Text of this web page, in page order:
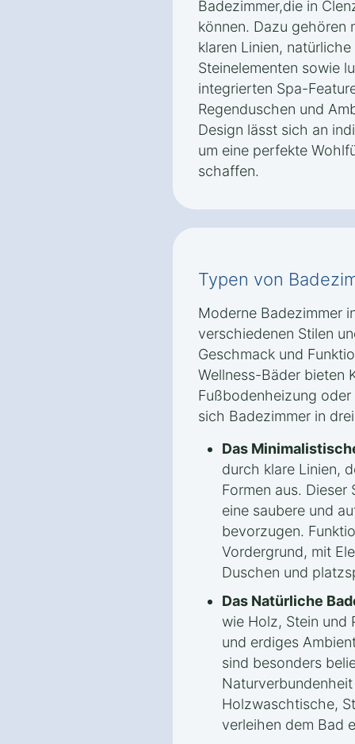
Badezimmer,die in
können. Dazu gehören
klaren Linien,
Steinelementen sowie
integrierten Spa-
Regenduschen und
Design lässt sich an
um eine perfekte
schaffen.
Typen von
Moderne Badezimmer
verschiedenen Stilen
Geschmack und
Wellness-Bäder bieten
Fußbodenheizung oder
sich Badezimmer in
Das
durch klare Linien,
Formen aus.
eine saubere und
bevorzugen.
Vordergrund, mit
Duschen und
Das Natürliche
wie Holz, Stein und
und erdiges
sind besonders
Holzwaschtische,
verleihen dem Bad